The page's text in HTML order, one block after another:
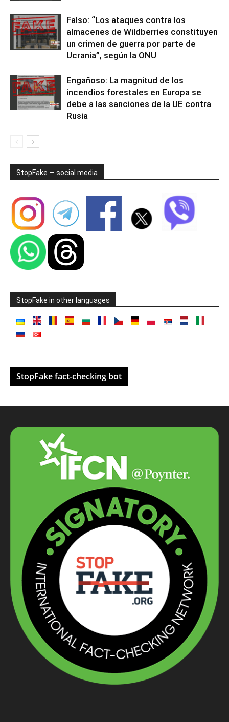
Falso: “Los ataques contra los
almacenes de Wildberries constituyen
un crimen de guerra por parte de
Ucrania”, según la ONU
Engañoso: La magnitud de los
incendios forestales en Europa se
debe a las sanciones de la UE contra
Rusia
StopFake — social media
StopFake in other languages
StopFake fact-checking bot